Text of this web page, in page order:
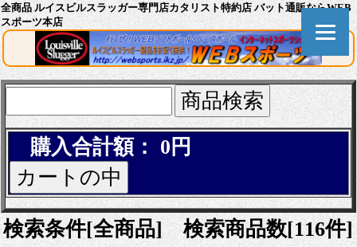
全商品 ルイスビルスラッガー専門店カタリスト特約店 バット通販ならWEB
スポーツ本店
購入合計額： 0円
検索条件[全商品] 検索商品数[116件]